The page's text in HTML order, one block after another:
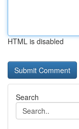
HTML is disabled
Search